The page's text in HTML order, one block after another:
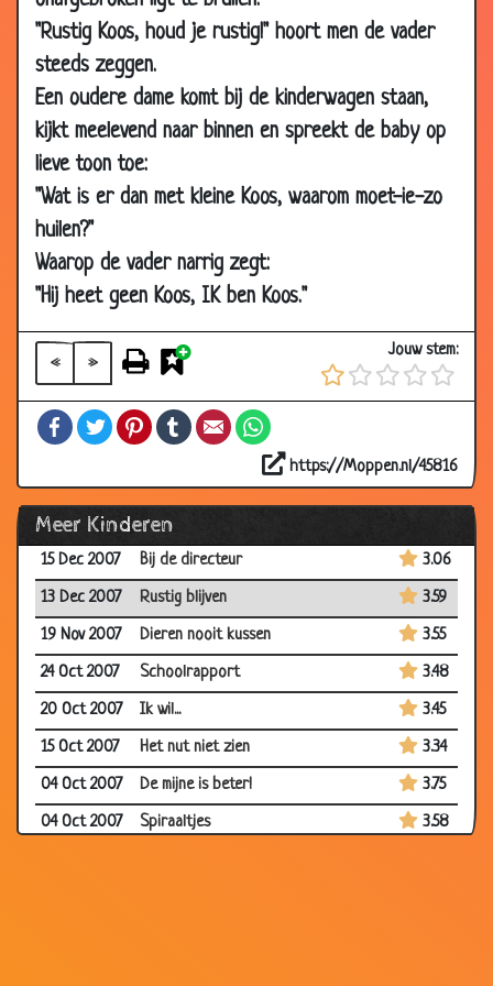
"Rustig Koos, houd je rustig!" hoort men de vader
steeds zeggen.
Een oudere dame komt bij de kinderwagen staan,
kijkt meelevend naar binnen en spreekt de baby op
lieve toon toe:
"Wat is er dan met kleine Koos, waarom moet-ie-zo
huilen?"
Waarop de vader narrig zegt:
"Hij heet geen Koos, IK ben Koos."
« »
Jouw stem:
FacebookTwitterPinterestTumblrEmail
https://Moppen.nl/45816
Meer Kinderen
17 Mar 2008
Naar huis willen
3.46
17 Mar 2008
Zonder hulp van mamma
16 Mar 2008
Rekenen
2.83
14 Mar 2008
Dezelfde fouten
3.50
06 Mar
2008
Ze hebben gekust!
03 Mar
2008
25 Feb 2008 Geen geld voor kado's
21 Feb 2008
Je bent laat!
3.28
04 Feb 2008
Beertje kopen?
3.79
31 Dec 2007
Gevaarlijke misdadigers
31 Dec 2007
Bezoek
27 Dec 2007
Paniek!
3.07
27 Dec 2007
Bijdehandtje
15 Dec 2007
Bij de directeur
3.06
13 Dec 2007
Rustig blijven
3.59
19 Nov 2007
Dieren nooit kussen
3.55
24 Oct 2007
Schoolrapport
3.48
20 Oct 2007
Ik wil...
3.45
15 Oct 2007
Het nut niet zien
3.34
04 Oct 2007
De mijne is beter!
3.75
04 Oct 2007
Spiraaltjes
3.58